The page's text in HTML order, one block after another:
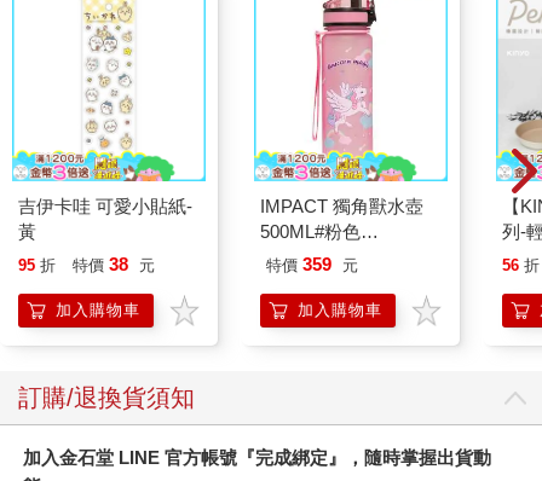
吉伊卡哇 可愛小貼紙-
黃
95 折 特價 38 元
加入購物車
IMPACT 獨角獸水壺
500ML#粉色
IM00B11PK
特價 359 元
加入購物車
【
列-
平
56 折
訂購/退換貨須知
加入金石堂 LINE 官方帳號『完成綁定』，隨時掌握出貨動